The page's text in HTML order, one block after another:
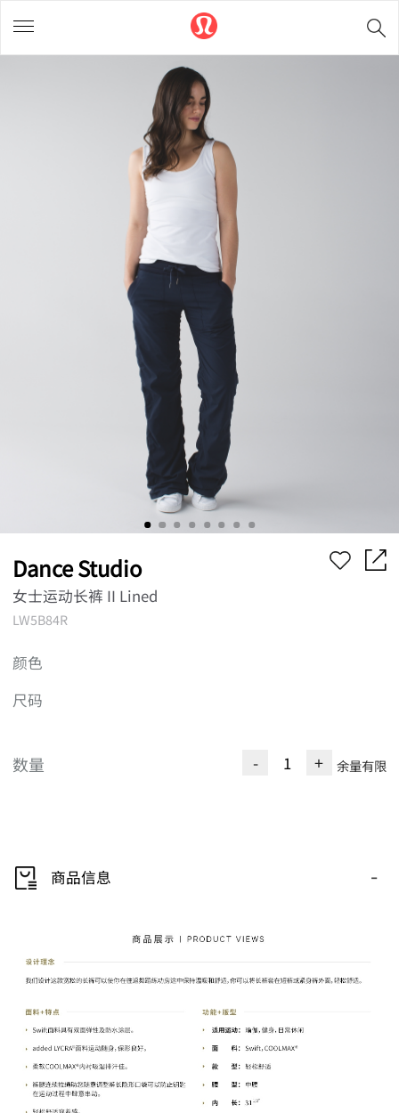
Dance Studio
女士运动长裤 II Lined
LW5B84R
颜色
尺码
数量 - + 余量有限
商品信息 -